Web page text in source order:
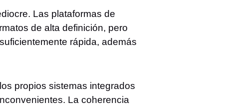
Las plataformas de
de alta definición, pero
rápida, además
propios sistemas integrados
La coherencia